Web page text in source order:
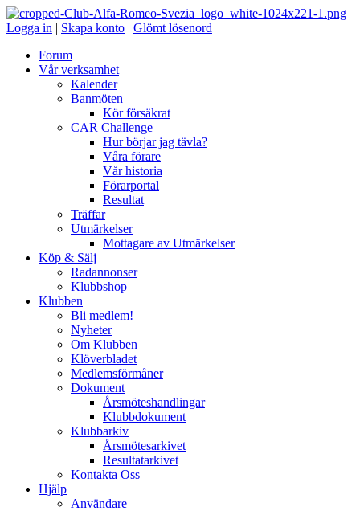
Logga in | Skapa konto | Glömt lösenord
Forum
Vår verksamhet
Kalender
Banmöten
Kör försäkrat
CAR Challenge
Hur börjar jag tävla?
Våra förare
Vår historia
Förarportal
Resultat
Träffar
Utmärkelser
Mottagare av Utmärkelser
Köp & Sälj
Radannonser
Klubbshop
Klubben
Bli medlem!
Nyheter
Om Klubben
Klöverbladet
Medlemsförmåner
Dokument
Årsmöteshandlingar
Klubbdokument
Klubbarkiv
Årsmötesarkivet
Resultatarkivet
Kontakta Oss
Hjälp
Användare